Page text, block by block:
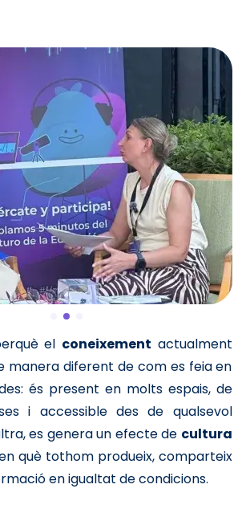
el coneixement actualment
manera diferent de com es feia en
és present en molts espais, de
i accessible des de qualsevol
es genera un efecte de cultura
què tothom produeix, comparteix
en igualtat de condicions.